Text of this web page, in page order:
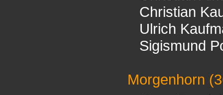
Christian
Ulrich
Sigismund
Morgenhorn